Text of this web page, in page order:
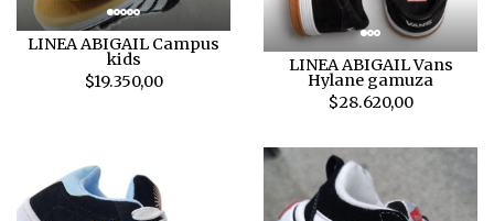
LINEA ABIGAIL Campus
kids
$19.350,00
LINEA ABIGAIL Vans
Hylane gamuza
$28.620,00